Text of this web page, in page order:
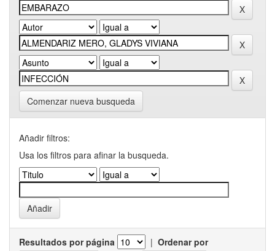
Comenzar nueva busqueda
Añadir filtros:
Usa los filtros para afinar la busqueda.
Resultados por página | Ordenar por